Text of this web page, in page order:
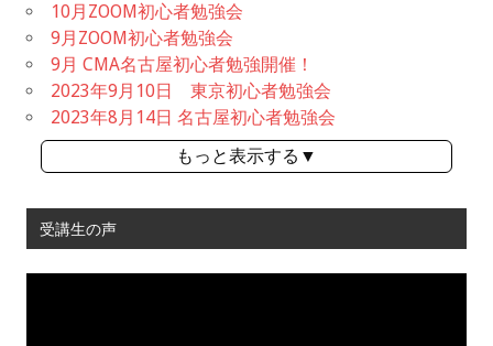
10月ZOOM初心者勉強会
9月ZOOM初心者勉強会
9月 CMA名古屋初心者勉強開催！
2023年9月10日 東京初心者勉強会
2023年8月14日 名古屋初心者勉強会
もっと表示する▼
受講生の声